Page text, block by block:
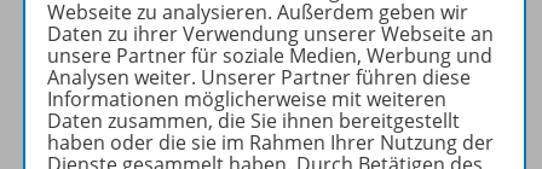
komplett neu! Es ist das
einzige Lehrwerk, das bei
einer maximal einfachen
Struktur einen problemlosen
Mathematik-Unterricht
ermöglicht.
Webseite zu analysieren. Außerdem geben wir
Daten zu ihrer Verwendung unserer Webseite an
unsere Partner für soziale Medien, Werbung und
Analysen weiter. Unserer Partner führen diese
Informationen möglicherweise mit weiteren
Daten zusammen, die Sie ihnen bereitgestellt
haben oder die sie im Rahmen Ihrer Nutzung der
Dienste gesammelt haben. Durch Betätigen des